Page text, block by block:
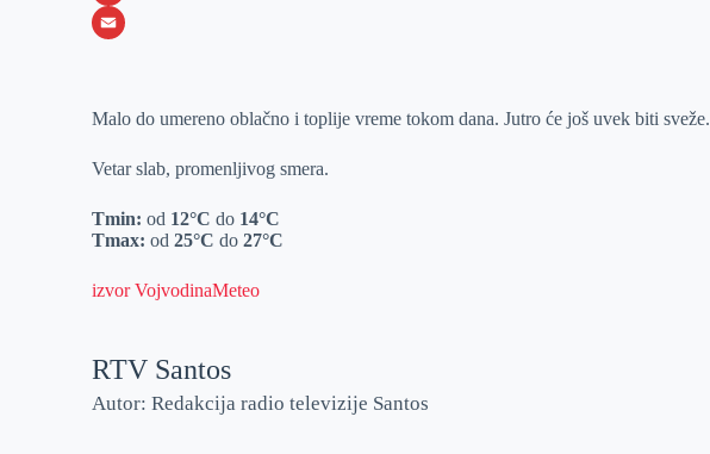
o
e
e
k
I
b
h
s
p
X
a
Malo do umereno oblačno i toplije vreme tokom dana. Jutro će još uvek biti sveže.
Vetar slab, promenljivog smera.
Tmin: od 12°C do 14°C
Tmax:od25°C do27°C
izvor VojvodinaMeteo
RTV Santos
Autor: Redakcija radio televizije Santos